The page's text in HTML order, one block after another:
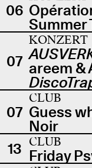
06
Summer
07
KONZERT
areem &
07
CLUB
Guess
Noir
13 CLUB
Friday